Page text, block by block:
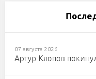
07 августа 2026
Артур Клопов